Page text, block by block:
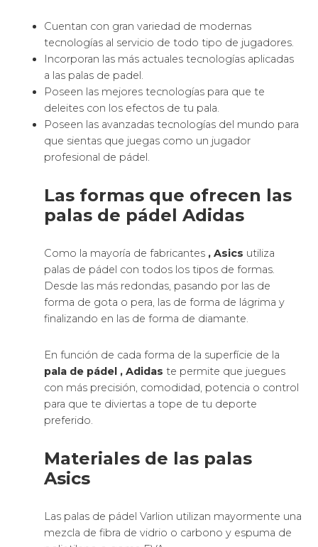
Cuentan con gran variedad de modernas
tecnologías al servicio de todo tipo de jugadores.
Incorporan las más actuales tecnologías aplicadas
a las palas de padel.
Poseen las mejores tecnologías para que te
deleites con los efectos de tu pala.
Poseen las avanzadas tecnologías del mundo para
que sientas que juegas como un jugador
profesional de pádel.
Las formas que ofrecen las
palas de pádel Adidas
Como la mayoría de fabricantes , Asics utiliza
palas de pádel con todos los tipos de formas.
Desde las más redondas, pasando por las de
forma de gota o pera, las de forma de lágrima y
finalizando en las de forma de diamante.
En función de cada forma de la superfície de la
pala de pádel , Adidas te permite que juegues
con más precisión, comodidad, potencia o control
para que te diviertas a tope de tu deporte
preferido.
Materiales de las palas
Asics
Las palas de pádel Varlion utilizan mayormente una
mezcla de fibra de vidrio o carbono y espuma de